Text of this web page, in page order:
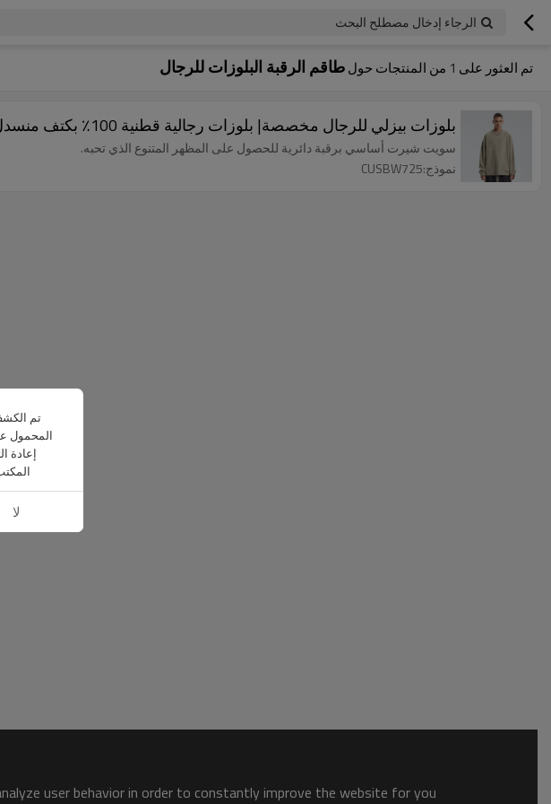
الرجاء إدخال مصطلح البحث
تم العثور على 1 من المنتجات حولطاقم الرقبة البلوزات للرجال
بلوزات بيزلي للرجال مخصصة| بلوزات رجالية قطنية 100٪ بكتف منسدل| طاقم الرقبة البلوزات للرجال
سويت شيرت أساسي برقبة دائرية للحصول على المظهر المتنوع الذي تحبه.
نموذج:CUSBW725
user behavior in order to constantly improve the website for you.
تم
المحمول
إعادة
لا